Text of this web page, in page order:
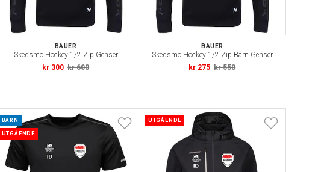
BAUER
Skedsmo Hockey 1/2 Zip Genser
kr 300 kr 600
BAUER
Skedsmo Hockey 1/2 Zip Barn Genser
kr 275 kr 550
BARN
UTGÅENDE
UTGÅENDE